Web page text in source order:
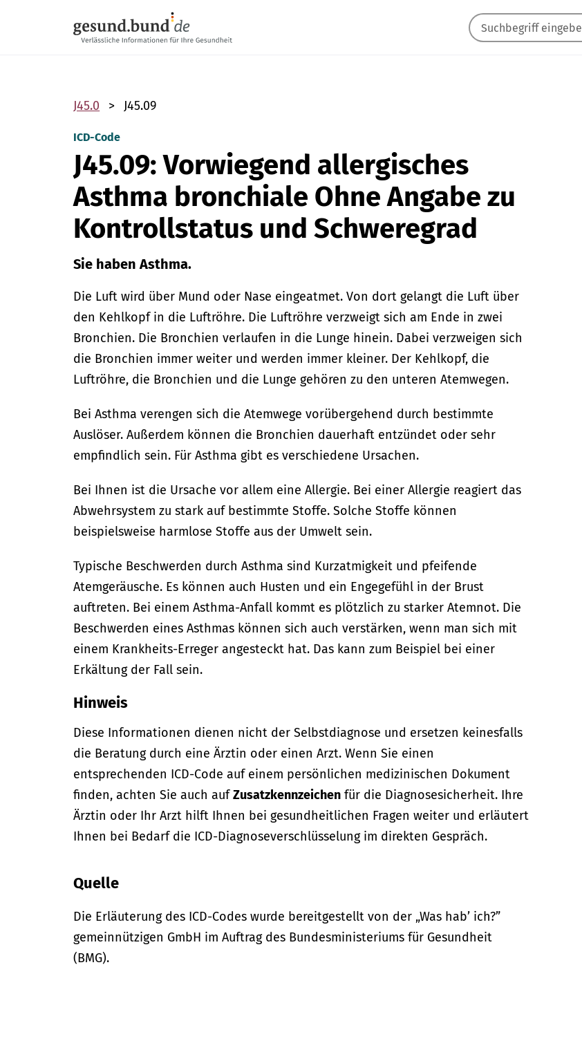
J45.0 J45.09
ICD-Code
J45.09: Vorwiegend allergisches
Asthma bronchiale Ohne Angabe zu
Kontrollstatus und Schweregrad
Sie haben Asthma.
Die Luft wird über Mund oder Nase eingeatmet. Von dort gelangt die Luft über
den Kehlkopf in die Luftröhre. Die Luftröhre verzweigt sich am Ende in zwei
Bronchien. Die Bronchien verlaufen in die Lunge hinein. Dabei verzweigen sich
die Bronchien immer weiter und werden immer kleiner. Der Kehlkopf, die
Luftröhre, die Bronchien und die Lunge gehören zu den unteren Atemwegen.
Bei Asthma verengen sich die Atemwege vorübergehend durch bestimmte
Auslöser. Außerdem können die Bronchien dauerhaft entzündet oder sehr
empfindlich sein. Für Asthma gibt es verschiedene Ursachen.
Bei Ihnen ist die Ursache vor allem eine Allergie. Bei einer Allergie reagiert das
Abwehrsystem zu stark auf bestimmte Stoffe. Solche Stoffe können
beispielsweise harmlose Stoffe aus der Umwelt sein.
Typische Beschwerden durch Asthma sind Kurzatmigkeit und pfeifende
Atemgeräusche. Es können auch Husten und ein Engegefühl in der Brust
auftreten. Bei einem Asthma-Anfall kommt es plötzlich zu starker Atemnot. Die
Beschwerden eines Asthmas können sich auch verstärken, wenn man sich mit
einem Krankheits-Erreger angesteckt hat. Das kann zum Beispiel bei einer
Erkältung der Fall sein.
Hinweis
Diese Informationen dienen nicht der Selbstdiagnose und ersetzen keinesfalls
die Beratung durch eine Ärztin oder einen Arzt. Wenn Sie einen
entsprechenden ICD-Code auf einem persönlichen medizinischen Dokument
finden, achten Sie auch aufZusatzkennzeichen für die Diagnosesicherheit. Ihre
Ärztin oder Ihr Arzt hilft Ihnen bei gesundheitlichen Fragen weiter und erläutert
Ihnen bei Bedarf die ICD-Diagnoseverschlüsselung im direkten Gespräch.
Quelle
Die Erläuterung des ICD-Codes wurde bereitgestellt von der „Was hab’ ich?”
gemeinnützigen GmbH im Auftrag des Bundesministeriums für Gesundheit
(BMG).